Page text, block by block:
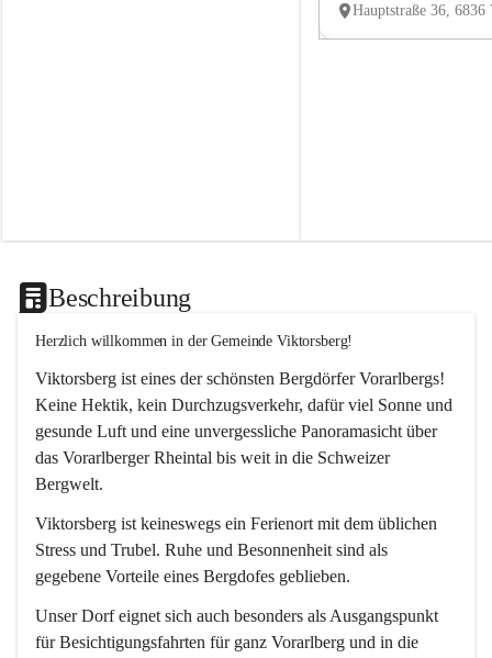
Beschreibung
Herzlich willkommen in der Gemeinde Viktorsberg!
Viktorsberg ist eines der schönsten Bergdörfer Vorarlbergs!
Keine Hektik, kein Durchzugsverkehr, dafür viel Sonne und
gesunde Luft und eine unvergessliche Panoramasicht über
das Vorarlberger Rheintal bis weit in die Schweizer
Bergwelt.
Viktorsberg ist keineswegs ein Ferienort mit dem üblichen
Stress und Trubel. Ruhe und Besonnenheit sind als
gegebene Vorteile eines Bergdofes geblieben.
Unser Dorf eignet sich auch besonders als Ausgangspunkt
für Besichtigungsfahrten für ganz Vorarlberg und in die